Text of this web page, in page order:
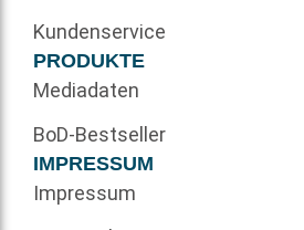
Kundenservice
PRODUKTE
Mediadaten
BoD-Bestseller
IMPRESSUM
Impressum